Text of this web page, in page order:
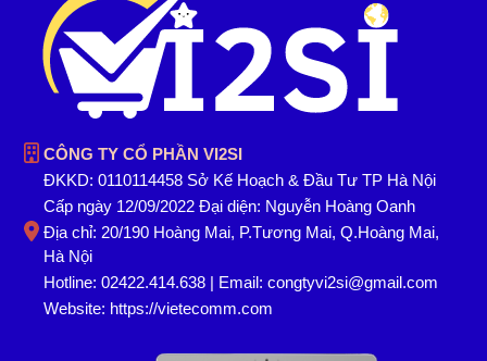
CÔNG TY CỔ PHẦN VI2SI
ĐKKD: 0110114458 Sở Kế Hoạch & Đầu Tư TP Hà Nội
Cấp ngày 12/09/2022 Đại diện: Nguyễn Hoàng Oanh
Địa chỉ: 20/190 Hoàng Mai, P.Tương Mai, Q.Hoàng Mai,
Hà Nội
Hotline: 02422.414.638 | Email: congtyvi2si@gmail.com
Website: https://vietecomm.com